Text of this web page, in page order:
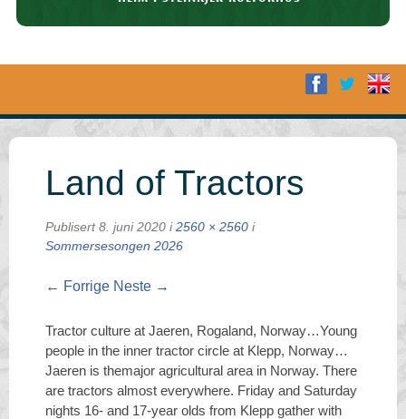
Land of Tractors
Publisert 8. juni 2020 i 2560 × 2560 i
Sommersesongen 2026
← Forrige Neste →
Tractor culture at Jaeren, Rogaland, Norway…Young
people in the inner tractor circle at Klepp, Norway…
Jaeren is themajor agricultural area in Norway. There
are tractors almost everywhere. Friday and Saturday
nights 16- and 17-year olds from Klepp gather with